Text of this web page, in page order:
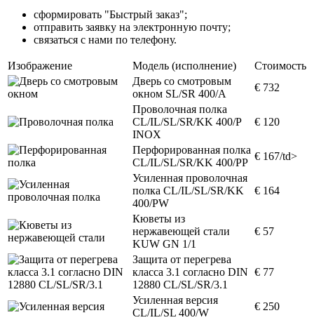
сформировать "Быстрый заказ";
отправить заявку на электронную почту;
связаться с нами по телефону.
Изображение Модель (исполнение)
Стоимость
Дверь со смотровым
окном SL/SR 400/A
€ 732
Проволочная полка
CL/IL/SL/SR/KK 400/P
INOX
€ 120
Перфорированная полка
CL/IL/SL/SR/KK 400/PP
€ 167/td>
Усиленная проволочная
полка CL/IL/SL/SR/KK
400/PW
€ 164
Кюветы из
нержавеющей стали
KUW GN 1/1
€ 57
Защита от перегрева
класса 3.1 согласно DIN
12880 CL/SL/SR/3.1
€ 77
Усиленная версия
CL/IL/SL 400/W
€ 250